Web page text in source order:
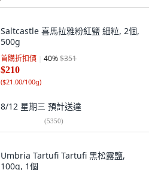
Saltcastle 喜馬拉雅粉紅鹽 細粒, 2個,
500g
首購折扣價 40%$351
$210
($21.00/100g)
8/12 星期三 預計送達
(5350)
Umbria Tartufi Tartufi 黑松露鹽,
100g, 1個